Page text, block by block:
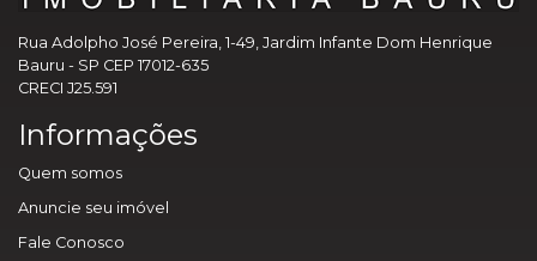
Rua Adolpho José Pereira, 1-49, Jardim Infante Dom Henrique
Bauru - SP CEP 17012-635
CRECI J25.591
Informações
Quem somos
Anuncie seu imóvel
Fale Conosco